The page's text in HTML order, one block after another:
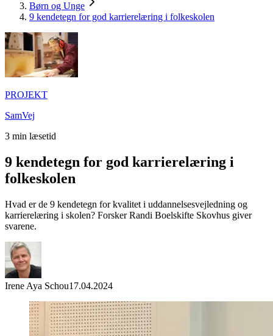
Børn og Unge
9 kendetegn for god karrierelæring i folkeskolen
PROJEKT
SamVej
3 min læsetid
9 kendetegn for god karrierelæring i
folkeskolen
Hvad er de 9 kendetegn for kvalitet i uddannelsesvejledning og
karrierelæring i skolen? Forsker Randi Boelskifte Skovhus giver
svarene.
Irene Aya Schou17.04.2024